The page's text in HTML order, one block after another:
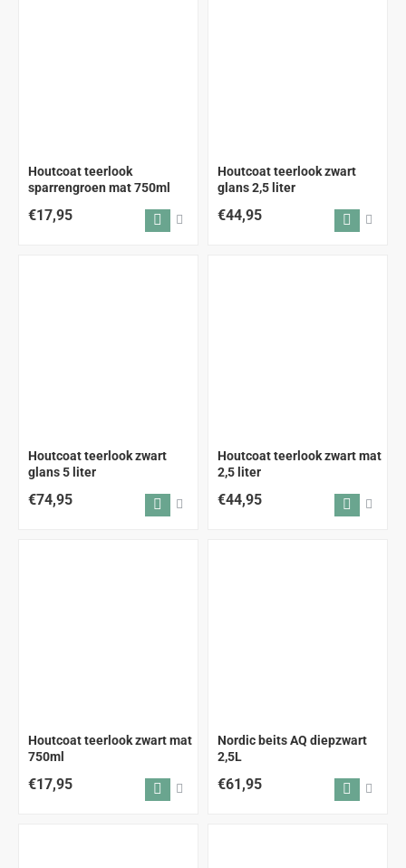
Houtcoat teerlook
sparrengroen mat 750ml
€17,95
Houtcoat teerlook zwart
glans 2,5 liter
€44,95
Houtcoat teerlook zwart
glans 5 liter
€74,95
Houtcoat teerlook zwart mat
2,5 liter
€44,95
Houtcoat teerlook zwart mat
750ml
€17,95
Nordic beits AQ diepzwart
2,5L
€61,95